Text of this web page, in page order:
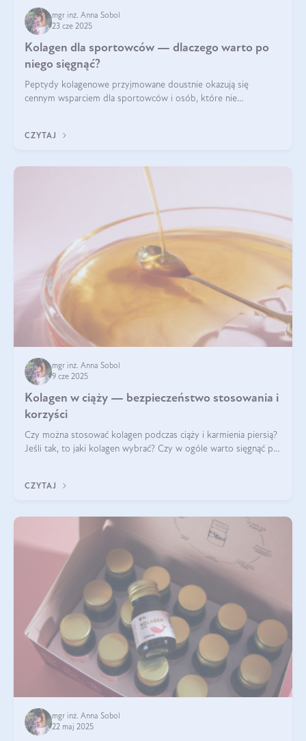
mgr inż. Anna Sobol
23 cze 2025
Kolagen dla sportowców — dlaczego warto po
niego sięgnąć?
Peptydy kolagenowe przyjmowane doustnie okazują się
cennym wsparciem dla sportowców i osób, które nie
CZYTAJ
mgr inż. Anna Sobol
9 cze 2025
Kolagen w ciąży — bezpieczeństwo stosowania i
korzyści
Czy można stosować kolagen podczas ciąży i karmienia piersią?
Jeśli tak, to jaki kolagen wybrać? Czy w ogóle warto sięgnąć po
CZYTAJ
mgr inż. Anna Sobol
22 maj 2025